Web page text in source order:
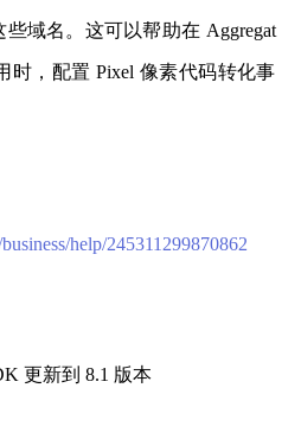
域名。这可以帮助在 Aggregat
时，配置 Pixel 像素代码转化事
help/245311299870862
更新到 8.1 版本